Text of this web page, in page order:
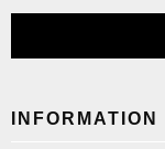
INFORMATION